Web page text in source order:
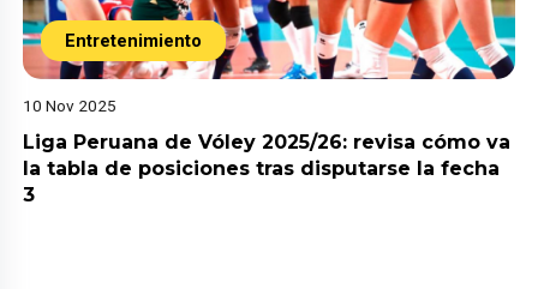
Entretenimiento
10 Nov 2025
Liga Peruana de Vóley 2025/26: revisa cómo va
la tabla de posiciones tras disputarse la fecha
3